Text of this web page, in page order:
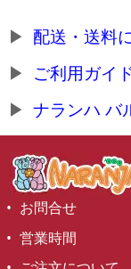
配送・送料
ご利用ガイ
ナランハ バ
お問合せ
営業時間